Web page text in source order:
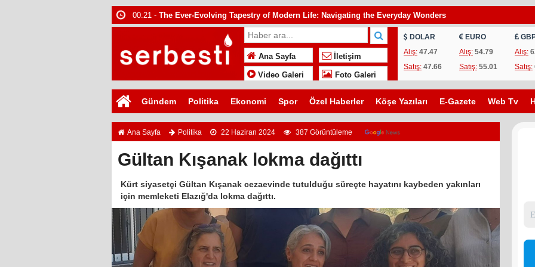
00:21 - The Ever-Evolving Tapestry of Modern Life: Navigating the Everyday Wonders
The Ever-Evolving Tapestry of Human Experience: Exploring General Topics That Shape Our World
03:15 -“Ölüm Vadisi”: Hürmüz ve Hark Denklemi
Ana Sayfa İletişim
Video Galeri Foto Galeri
DOLAR
Alış: 47.47
Satış: 47.66
EURO
Alış:54.79
Satış:55.01
Alış:
Satış:
Gündem Politika Ekonomi Spor Özel Haberler Köşe Yazıları E-Gazete Web Tv
Ana Sayfa Politika 22 Haziran 2024 387 Görüntüleme
Gültan Kışanak lokma dağıttı
Kürt siyasetçi Gültan Kışanak cezaevinde tutulduğu süreçte hayatını kaybeden yakınları
için memleketi Elazığ'da lokma dağıttı.